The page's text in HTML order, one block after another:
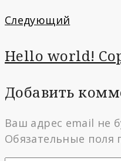
Следующий
Следующий
Hello world!
Добавить
Ваш адрес email не
Обязательные поля